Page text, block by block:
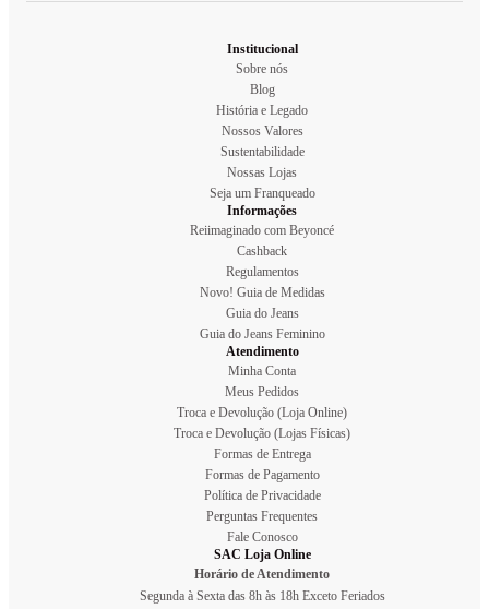
Institucional
Sobre nós
Blog
História e Legado
Nossos Valores
Sustentabilidade
Nossas Lojas
Seja um Franqueado
Informações
Reiimaginado com Beyoncé
Cashback
Regulamentos
Novo! Guia de Medidas
Guia do Jeans
Guia do Jeans Feminino
Atendimento
Minha Conta
Meus Pedidos
Troca e Devolução (Loja Online)
Troca e Devolução (Lojas Físicas)
Formas de Entrega
Formas de Pagamento
Política de Privacidade
Perguntas Frequentes
Fale Conosco
SAC Loja Online
Horário de Atendimento
Segunda à Sexta das 8h às 18h Exceto Feriados